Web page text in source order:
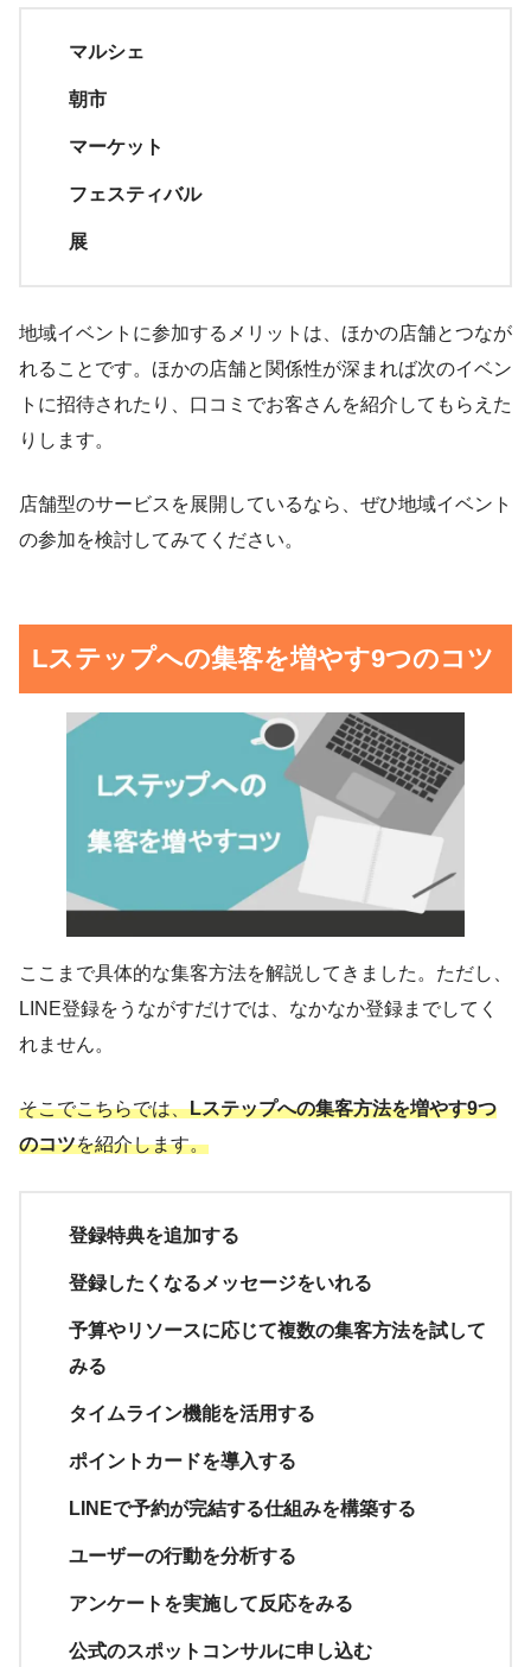
マルシェ
朝市
マーケット
フェスティバル
展
地域イベントに参加するメリットは、ほかの店舗とつなが
れることです。ほかの店舗と関係性が深まれば次のイベン
トに招待されたり、口コミでお客さんを紹介してもらえた
りします。
店舗型のサービスを展開しているなら、ぜひ地域イベント
の参加を検討してみてください。
Lステップへの集客を増やす9つのコツ
ここまで具体的な集客方法を解説してきました。ただし、
LINE登録をうながすだけでは、なかなか登録までしてく
れません。
そこでこちらでは、Lステップへの集客方法を増やす9つ
のコツを紹介します。
登録特典を追加する
登録したくなるメッセージをいれる
予算やリソースに応じて複数の集客方法を試して
みる
タイムライン機能を活用する
ポイントカードを導入する
LINEで予約が完結する仕組みを構築する
ユーザーの行動を分析する
アンケートを実施して反応をみる
公式のスポットコンサルに申し込む